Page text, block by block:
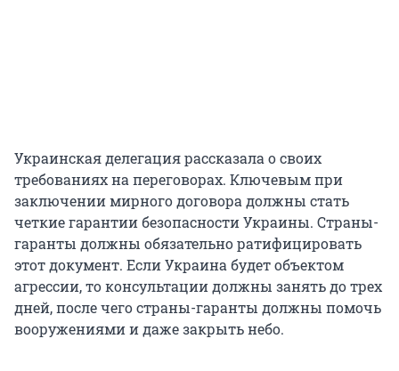
Украинская делегация рассказала о своих
требованиях на переговорах. Ключевым при
заключении мирного договора должны стать
четкие гарантии безопасности Украины. Страны-
гаранты должны обязательно ратифицировать
этот документ. Если Украина будет объектом
агрессии, то консультации должны занять до трех
дней, после чего страны-гаранты должны помочь
вооружениями и даже закрыть небо.